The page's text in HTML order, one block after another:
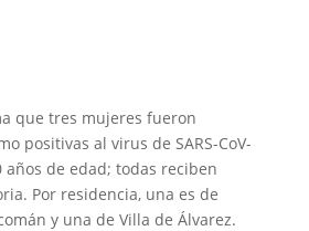
que tres mujeres fueron
positivas al virus de SARS-CoV-
años de edad; todas reciben
Por residencia, una es de
y una de Villa de Álvarez.